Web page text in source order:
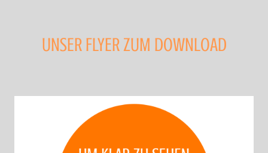
UNSER FLYER ZUM DOWNLOAD